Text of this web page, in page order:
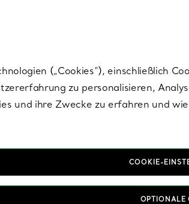
(„Cookies“), einschließlich
zu personalisieren,
und ihre Zwecke zu erfahren und
COOKIE-
OPTIONALE